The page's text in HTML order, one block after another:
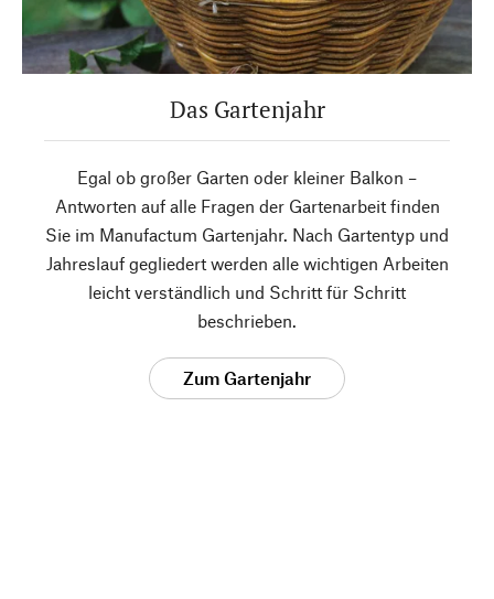
Das Gartenjahr
Egal ob großer Garten oder kleiner Balkon –
Antworten auf alle Fragen der Gartenarbeit finden
Sie im Manufactum Gartenjahr. Nach Gartentyp und
Jahreslauf gegliedert werden alle wichtigen Arbeiten
leicht verständlich und Schritt für Schritt
beschrieben.
Zum Gartenjahr